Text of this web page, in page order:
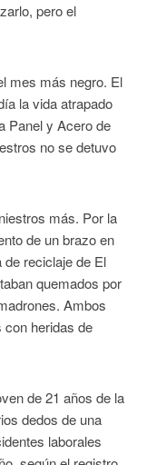
pero el
mes más negro. El
la vida atrapado
Panel y Acero de
no se detuvo
más. Por la
de un brazo en
de reciclaje de El
quemados por
Ambos
con heridas de
de 21 años de la
dedos de una
laborales